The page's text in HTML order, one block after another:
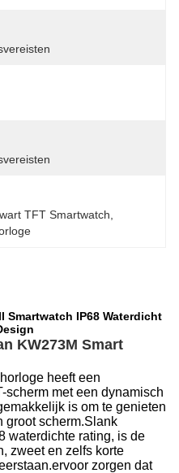
TFT Smartwatch
Smartwatch IP68 Waterdicht
KW273M Smart
heeft een
scherm met een dynamisch
is om te genieten
groot scherm.Slank
waterdichte rating, is de
zweet en zelfs korte
zorgen dat